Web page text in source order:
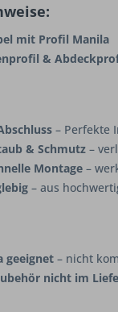
mit Profil Manila
&
– Perfekte
& Schmutz –
Montage –
– aus
geeignet – nicht
nicht im